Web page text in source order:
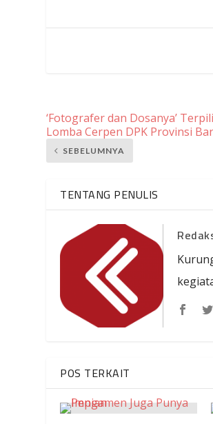
‘Fotografer dan Dosanya’
Lomba Cerpen DPK Provinsi
SEBELUMNYA
TENTANG PENULIS
POS TERKAIT